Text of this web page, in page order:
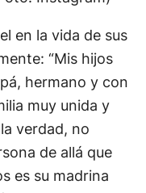
en la vida de sus
“Mis hijos
hermano y con
muy unida y
verdad, no
de allá que
es su madrina